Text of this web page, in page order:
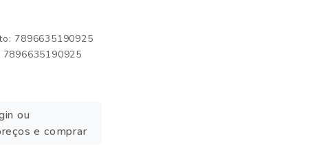
7896635190925
ou
e comprar